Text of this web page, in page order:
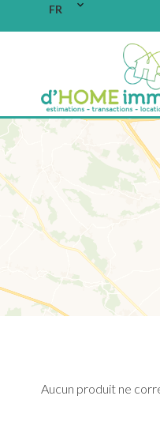
FR
Aucun produit ne